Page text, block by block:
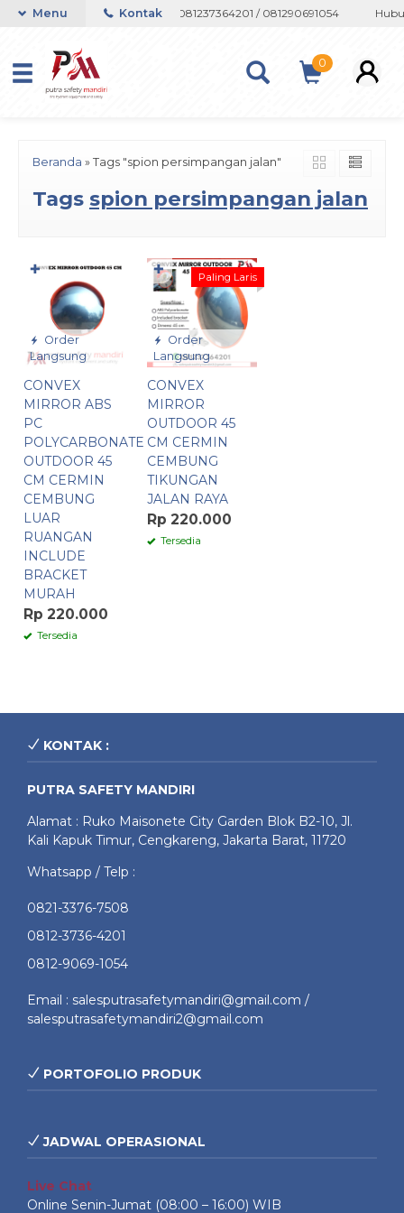
Whatsapp 082133767508 / 081237364201 / 081290691054
Menu Kontak
0
Beranda » Tags "spion persimpangan jalan"
Tags spion persimpangan jalan
Order
Langsung
CONVEX
MIRROR ABS
PC
POLYCARBONATE
OUTDOOR 45
CM CERMIN
CEMBUNG
LUAR
RUANGAN
INCLUDE
BRACKET
MURAH
Rp 220.000
Tersedia
✚
Order
Langsung
Paling Laris
CONVEX
MIRROR
OUTDOOR 45
CM CERMIN
CEMBUNG
TIKUNGAN
JALAN RAYA
Rp 220.000
Tersedia
✚
KONTAK :
PUTRA SAFETY MANDIRI
Alamat : Ruko Maisonete City Garden Blok B2-10, Jl.
Kali Kapuk Timur, Cengkareng, Jakarta Barat, 11720
Whatsapp / Telp :
0821-3376-7508
0812-3736-4201
0812-9069-1054
Email : salesputrasafetymandiri@gmail.com /
salesputrasafetymandiri2@gmail.com
PORTOFOLIO PRODUK
JADWAL OPERASIONAL
Live Chat
Online Senin-Jumat (08:00 – 16:00) WIB